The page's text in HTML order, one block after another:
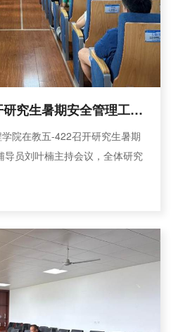
电子信息工程学院召开研究生暑期安全管理工作会议
院在教五-422召开研究生暑期
员刘叶楠主持会议，全体研究
理和安全防范两方面作出部署
者将按校纪校规予以处理。暑期
思想动态，遇异常情况及时反